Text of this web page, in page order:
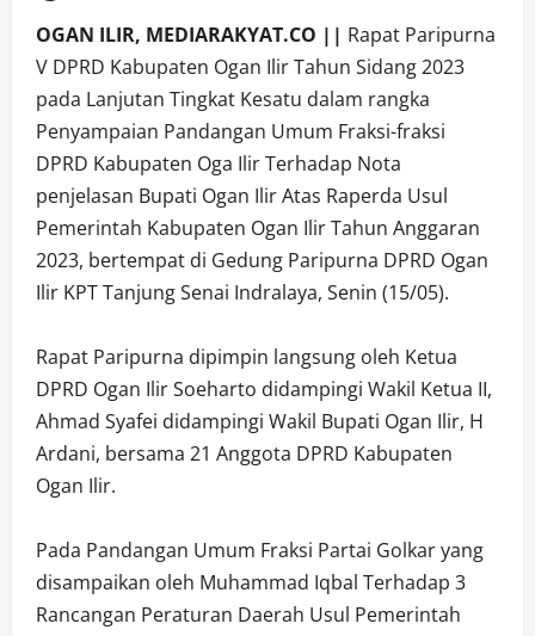
OGAN ILIR, MEDIARAKYAT.CO || Rapat Paripurna
V DPRD Kabupaten Ogan Ilir Tahun Sidang 2023
pada Lanjutan Tingkat Kesatu dalam rangka
Penyampaian Pandangan Umum Fraksi-fraksi
DPRD Kabupaten Oga Ilir Terhadap Nota
penjelasan Bupati Ogan Ilir Atas Raperda Usul
Pemerintah Kabupaten Ogan Ilir Tahun Anggaran
2023, bertempat di Gedung Paripurna DPRD Ogan
Ilir KPT Tanjung Senai Indralaya, Senin (15/05).
Rapat Paripurna dipimpin langsung oleh Ketua
DPRD Ogan Ilir Soeharto didampingi Wakil Ketua II,
Ahmad Syafei didampingi Wakil Bupati Ogan Ilir, H
Ardani, bersama 21 Anggota DPRD Kabupaten
Ogan Ilir.
Pada Pandangan Umum Fraksi Partai Golkar yang
disampaikan oleh Muhammad Iqbal Terhadap 3
Rancangan Peraturan Daerah Usul Pemerintah